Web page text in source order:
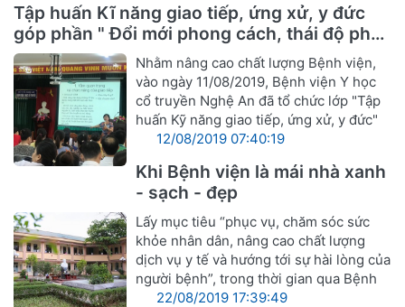
Tập huấn Kĩ năng giao tiếp, ứng xử, y đức
góp phần " Đổi mới phong cách, thái độ phục
vụ cán bộ ngành Y hướng tới sự hài lòng
người bệnh"
Nhằm nâng cao chất lượng Bệnh viện,
vào ngày 11/08/2019, Bệnh viện Y học
cổ truyền Nghệ An đã tổ chức lớp "Tập
huấn Kỹ năng giao tiếp, ứng xử, y đức"
12/08/2019 07:40:19
Khi Bệnh viện là mái nhà xanh
- sạch - đẹp
Lấy mục tiêu “phục vụ, chăm sóc sức
khỏe nhân dân, nâng cao chất lượng
dịch vụ y tế và hướng tới sự hài lòng của
người bệnh”, trong thời gian qua Bệnh
22/08/2019 17:39:49